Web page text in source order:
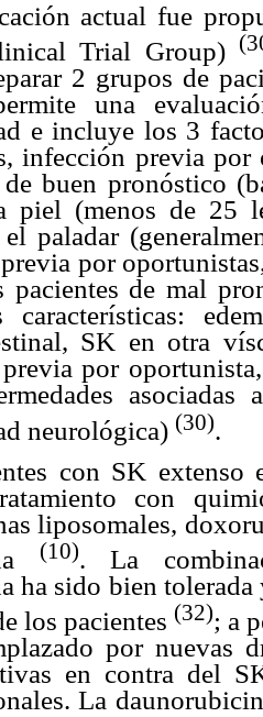
actual fue
Trial Group)
2 grupos de
una
e incluye los 3
infección previa
de buen pronóstico
piel (menos de 25
paladar
por
pacientes de mal
características:
SK en otra
por
neurológica) (30).
con SK extenso
con
liposomales,
(10). La
ha sido bien tolerada
los pacientes (32); a
por nuevas
en contra del
La